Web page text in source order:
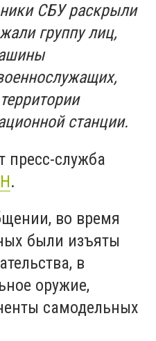
СБУ раскрыли
группу лиц,
станции.
пресс-служба
.
во время
были изъяты
в
оружие,
самодельных